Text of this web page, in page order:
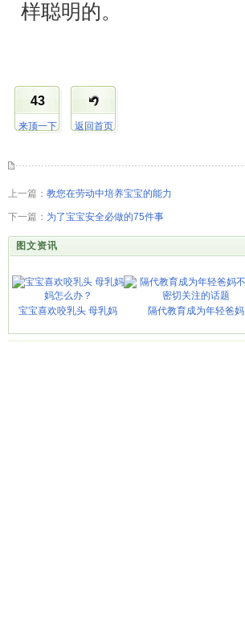
样聪明的。
43
来顶一下 返回首页
上一篇： 教您在劳动中培养宝宝的能力
下一篇： 为了宝宝安全必做的75件事
图文资讯
宝宝喜欢咬乳头 母乳妈 隔代教育成为年轻爸妈